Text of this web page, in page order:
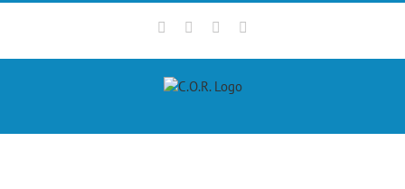
Skip
Facebook
TwitterLinkedIn